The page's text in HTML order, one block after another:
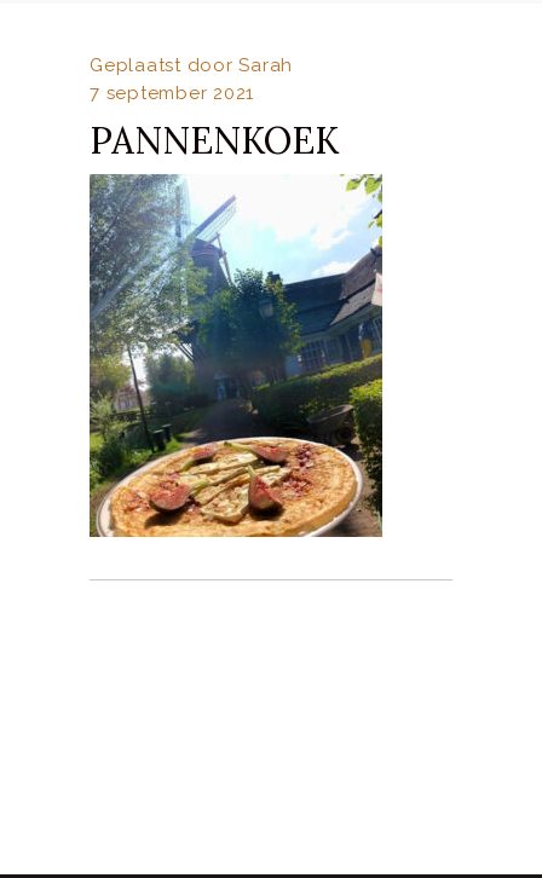
Geplaatst doorSarah
7 september 2021
PANNENKOEK